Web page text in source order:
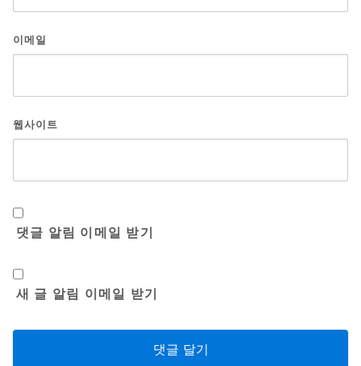
이메일
웹사이트
댓글 알림 이메일 받기
새 글 알림 이메일 받기